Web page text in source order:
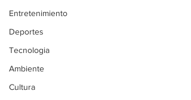
Entretenimiento
Deportes
Tecnologia
Ambiente
Cultura